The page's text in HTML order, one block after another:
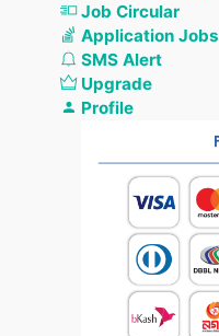
Job Circular
Application Jobs
SMS Alert
Upgrade
Profile